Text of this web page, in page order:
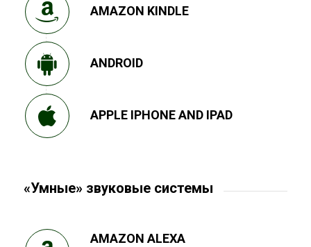
AMAZON KINDLE
ANDROID
APPLE IPHONE AND IPAD
«Умные» звуковые системы
AMAZON ALEXA